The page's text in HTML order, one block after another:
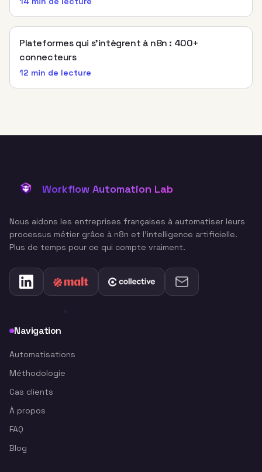
Plateformes qui s’intègrent à n8n : 400+
connecteurs
12 min de lecture
Workflow Automation Lab
Nous aidons les entreprises françaises à automatiser leurs
processus métier grâce à n8n et l'intelligence artificielle.
Plus de temps pour ce qui compte vraiment.
Navigation
Automatisations
Méthodologie
Cas clients
À propos
FAQ
Blog